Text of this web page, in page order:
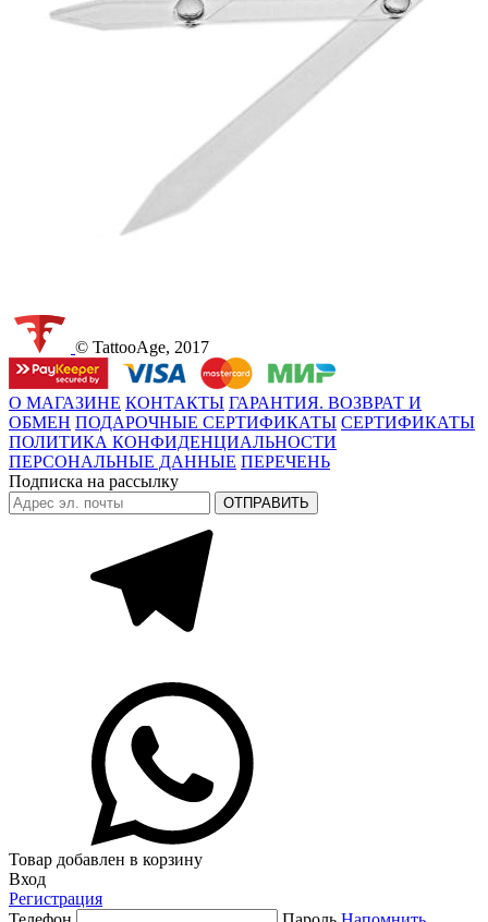
© TattooAge, 2017
О МАГАЗИНЕ КОНТАКТЫ ГАРАНТИЯ. ВОЗВРАТ И
ОБМЕН ПОДАРОЧНЫЕ СЕРТИФИКАТЫ СЕРТИФИКАТЫ
ПОЛИТИКА КОНФИДЕНЦИАЛЬНОСТИ
ПЕРСОНАЛЬНЫЕ ДАННЫЕ ПЕРЕЧЕНЬ
Подписка на рассылку
Товар добавлен в корзину
Вход
Регистрация